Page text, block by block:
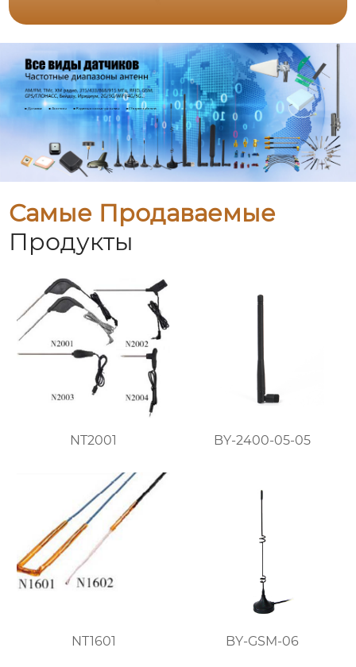
Самые Продаваемые
Продукты
NT2001 BY-2400-05-05
NT1601 BY-GSM-06